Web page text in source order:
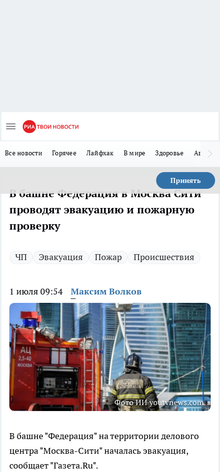
Все новости Горячее Лайфхак В мире Здоровье Авто
Принять
В башне Федерация в Москва Сити
проводят эвакуацию и пожарную
проверку
ЧП Эвакуация Пожар Происшествия
1 июля 09:54 Максим Волков
Фото ИИ youtvnews.com
В башне "Федерация" на территории делового
центра "Москва-Сити" началась эвакуация,
сообщает "Газета.Ru".